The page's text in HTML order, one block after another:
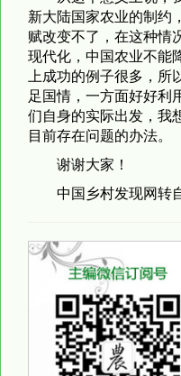
新大陆国家农业的制约
赋改变不了，在这种情
现代化，中国农业不能
上成功的例子很多，
足国情，一方面好好利
们自身的实际出发，我
目前存在问题的办法。
谢谢大家！
中国乡村发现网转